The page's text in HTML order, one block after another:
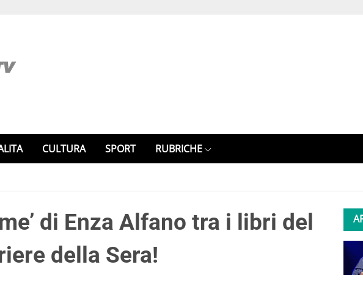
CULTURA SPORT RUBRICHE
di Enza Alfano tra i libri del
della Sera!